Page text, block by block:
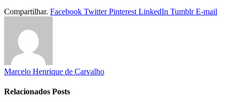
Compartilhar. Facebook Twitter Pinterest LinkedIn Tumblr E-mail
Marcelo Henrique de Carvalho
Relacionados Posts